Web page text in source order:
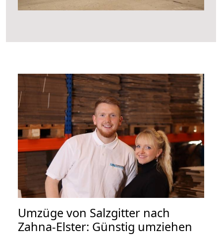
Umzüge von Salzgitter nach
Zahna-Elster: Günstig umziehen